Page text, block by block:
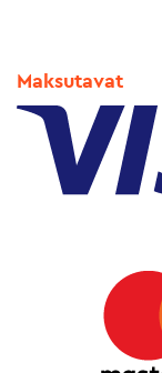
Maksutavat